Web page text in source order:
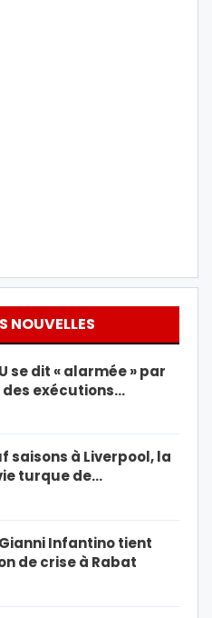
NOUVELLES
se dit « alarmée » par
des exécutions…
saisons à Liverpool, la
turque de…
Infantino tient
de crise à Rabat